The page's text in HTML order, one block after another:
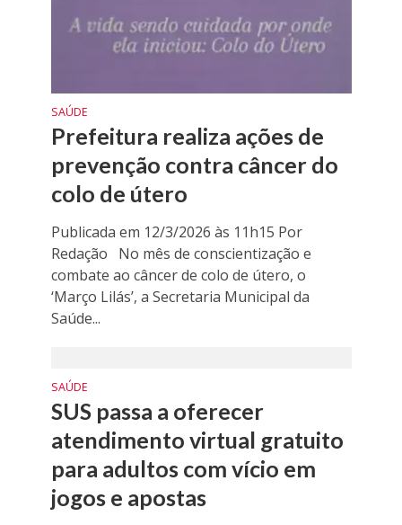
SAÚDE
Prefeitura realiza ações de
prevenção contra câncer do
colo de útero
Publicada em 12/3/2026 às 11h15 Por
Redação No mês de conscientização e
combate ao câncer de colo de útero, o
‘Março Lilás’, a Secretaria Municipal da
Saúde...
SAÚDE
SUS passa a oferecer
atendimento virtual gratuito
para adultos com vício em
jogos e apostas